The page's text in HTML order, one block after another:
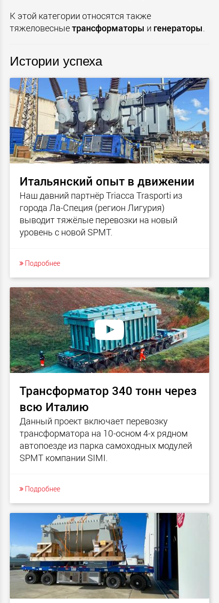
К этой категории относятся также
тяжеловесныетрансформаторы и генераторы.
Истории успеха
Итальянский опыт в движении
Наш давний партнёр Triacca Trasporti из
города Ла-Специя (регион Лигурия)
выводит тяжёлые перевозки на новый
уровень с новой SPMT.
Подробнее
Трансформатор 340 тонн через
всю Италию
Данный проект включает перевозку
трансформатора на 10-осном 4-х рядном
автопоезде из парка самоходных модулей
SPMT компании SIMI.
Подробнее